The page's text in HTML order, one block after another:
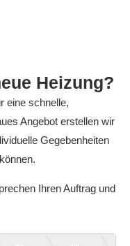
Heizung?
eine schnelle,
Angebot erstellen wir
Gegebenheiten
Ihren Auftrag und